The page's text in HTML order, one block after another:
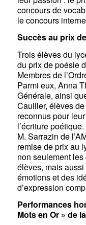
concours de
le concours
Succès au prix
Trois élèves du
du prix de poésie
Membres de
Parmi eux, Anna
Générale, ainsi
Caullier, élèves
reconnus pour
l’écriture
M. Sarrazin de
remise de prix au
non seulement
élèves, mais
émotions et des
d’expression
Performances
Mots en Or » de